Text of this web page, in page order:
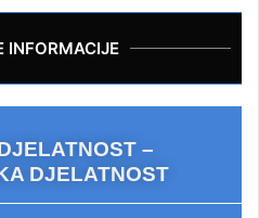
INFORMACIJE
–
DJELATNOST